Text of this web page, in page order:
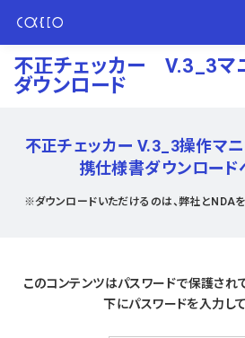
不正チェッカー V.3_3マ
ダウンロード
不正チェッカー V.3_3操作マニ
携仕様書ダウンロード
※ダウンロードいただけるのは、弊社とNDA
このコンテンツはパスワードで保護され
下にパスワードを入力して